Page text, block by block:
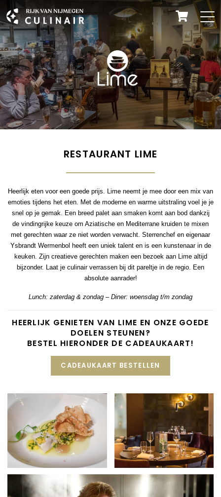
RESTAURANT LIME
Heerlijk eten voor een goede prijs. Lime neemt je mee door een mix van
emoties tijdens het eten. Met de moderne en warme uitstraling voel je je
snel op je gemak. Een breed palet aan smaken komt aan bod dankzij
de vindingrijke keuze om Aziatische en Mediterrane kruiden te mixen
met gerechten waar ze niet worden verwacht. Sterrenchef en eigenaar
Ysbrandt Wermenbol heeft een uniek talent en is een kunstenaar in de
keuken. Zijn creatieve gerechten maken een bezoek aan Lime altijd
bijzonder. Laat je culinair verrassen bij dit pareltje in de regio. Een
absolute aanrader!
Lunch: zaterdag & zondag – Diner: woensdag t/m zondag
HEERLIJK GENIETEN VAN LIME EN ONZE GOEDE
DOELEN STEUNEN?
BESTEL HIERONDER DE CADEAUKAART!
CADEAUKAART BESTELLEN